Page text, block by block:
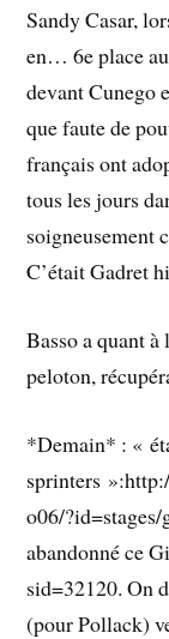
Sandy Casar,
en… 6e place
devant Cunego
que faute de
français ont
tous les jours
soigneusement
C’était Gadret
Basso a quant
peloton,
*Demain* : «
sprinters
o06/
abandonné ce
sid=32120. On
(pour Pollack)